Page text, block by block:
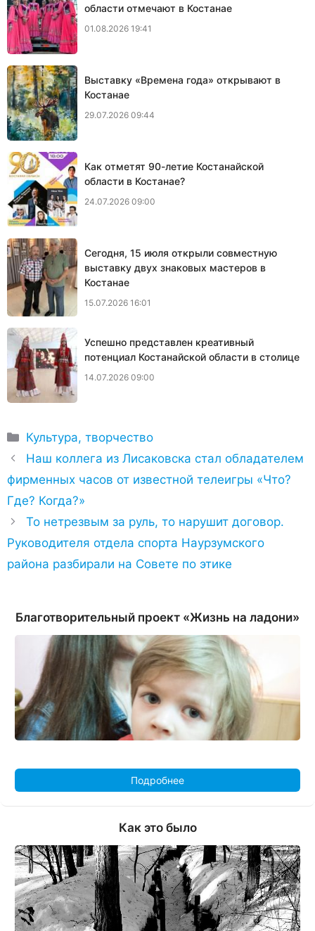
области отмечают в Костанае
01.08.2026 19:41
Выставку «Времена года» открывают в
Костанае
29.07.2026 09:44
Как отметят 90-летие Костанайской
области в Костанае?
24.07.2026 09:00
Сегодня, 15 июля открыли совместную
выставку двух знаковых мастеров в
Костанае
15.07.2026 16:01
Успешно представлен креативный
потенциал Костанайской области в столице
14.07.2026 09:00
Рубрики
Культура, творчество
Наш коллега из Лисаковска стал обладателем
фирменных часов от известной телеигры «Что?
Где? Когда?»
То нетрезвым за руль, то нарушит договор.
Руководителя отдела спорта Наурзумского
района разбирали на Совете по этике
Благотворительный проект «Жизнь на ладони»
Подробнее
Как это было